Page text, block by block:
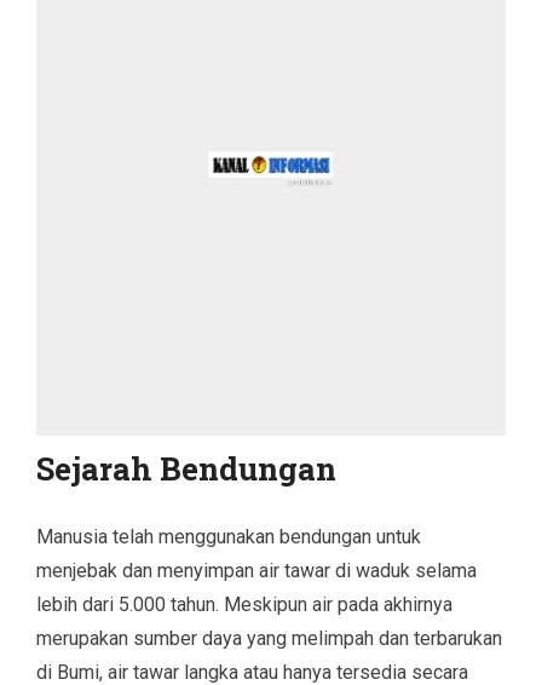
Sejarah Bendungan
Manusia telah menggunakan bendungan untuk
menjebak dan menyimpan air tawar di waduk selama
lebih dari 5.000 tahun. Meskipun air pada akhirnya
merupakan sumber daya yang melimpah dan terbarukan
di Bumi, air tawar langka atau hanya tersedia secara